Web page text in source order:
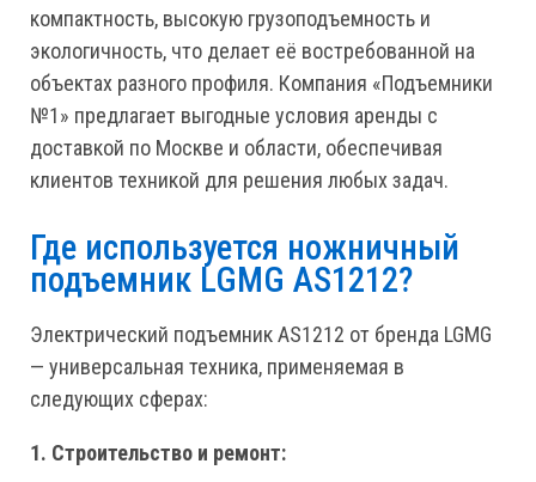
компактность, высокую грузоподъемность и
экологичность, что делает её востребованной на
объектах разного профиля. Компания «Подъемники
№1» предлагает выгодные условия аренды с
доставкой по Москве и области, обеспечивая
клиентов техникой для решения любых задач.
Где используется ножничный
подъемник LGMG AS1212?
Электрический подъемник AS1212 от бренда LGMG
— универсальная техника, применяемая в
следующих сферах:
1. Строительство и ремонт: